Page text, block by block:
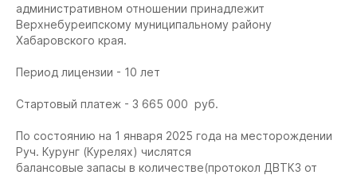
административном отношении принадлежит
Верхнебуреипскому муниципальному району
Хабаровского края.
Период лицензии - 10 лет
Стартовый платеж - 3 665 000 руб.
По состоянию на 1 января 2025 года на месторождении
Руч. Курунг (Курелях) числятся
балансовые запасы в количестве(протокол ДВТКЗ от